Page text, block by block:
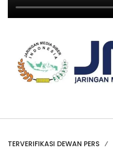
TERVERIFIKASI DEWAN PERS